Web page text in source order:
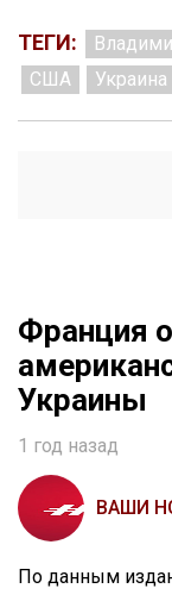
ТЕГИ:
США
Украина
Франция
Украины
1 год назад
ВАШИ
По данным